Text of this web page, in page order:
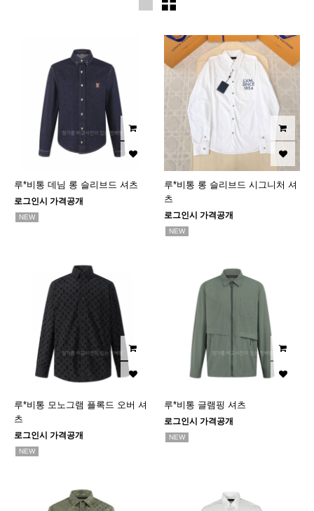
루*비통 데님 롱 슬리브드 셔츠
로그인시 가격공개
NEW
루*비통 롱 슬리브드 시그니처 셔
츠
로그인시 가격공개
NEW
루*비통 모노그램 플록드 오버 셔
츠
로그인시 가격공개
NEW
루*비통 글램핑 셔츠
로그인시 가격공개
NEW